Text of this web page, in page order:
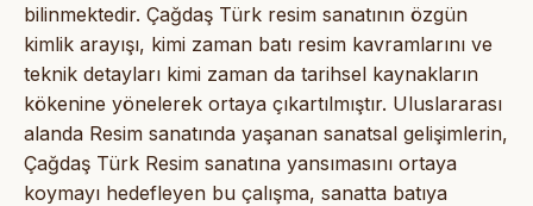
bilinmektedir. Çağdaş Türk resim sanatının özgün
kimlik arayışı, kimi zaman batı resim kavramlarını ve
teknik detayları kimi zaman da tarihsel kaynakların
kökenine yönelerek ortaya çıkartılmıştır. Uluslararası
alanda Resim sanatında yaşanan sanatsal gelişimlerin,
Çağdaş Türk Resim sanatına yansımasını ortaya
koymayı hedefleyen bu çalışma, sanatta batıya